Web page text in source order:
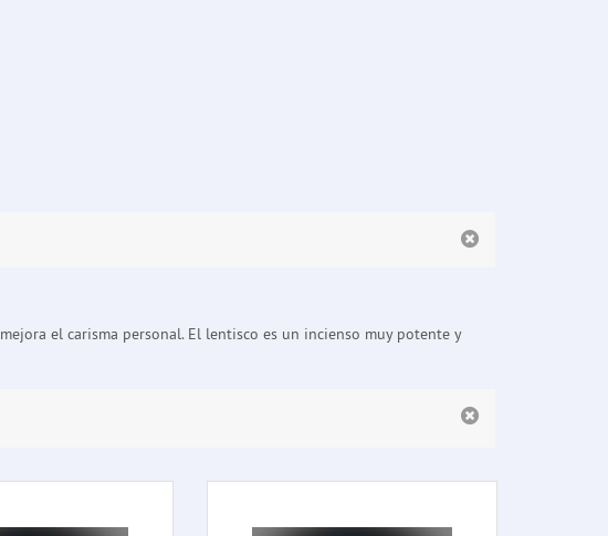
el carisma personal. El lentisco es un incienso muy potente y